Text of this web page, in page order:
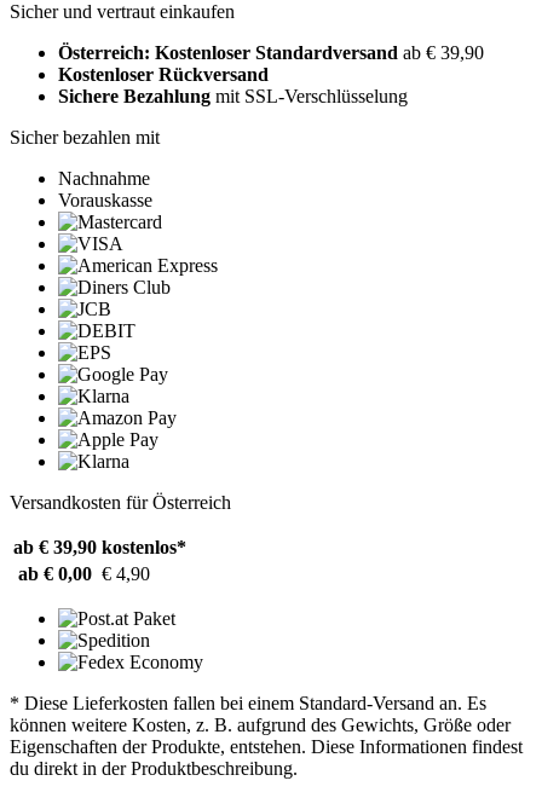
Sicher und vertraut einkaufen
Österreich: Kostenloser Standardversand ab € 39,90
Kostenloser Rückversand
Sichere Bezahlung mit SSL-Verschlüsselung
Sicher bezahlen mit
Nachnahme
Vorauskasse
Versandkosten für Österreich
ab € 39,90 kostenlos*
ab € 0,00 € 4,90
* Diese Lieferkosten fallen bei einem Standard-Versand an. Es
können weitere Kosten, z. B. aufgrund des Gewichts, Größe oder
Eigenschaften der Produkte, entstehen. Diese Informationen findest
du direkt in der Produktbeschreibung.